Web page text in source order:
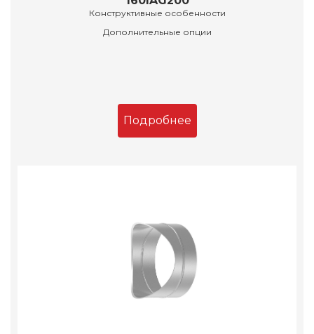
Конструктивные особенности
Дополнительные опции
Подробнее